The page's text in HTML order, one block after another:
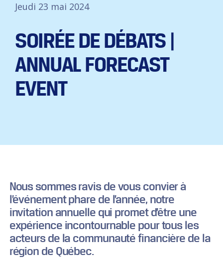
Jeudi 23 mai 2024
SOIRÉE DE DÉBATS |
ANNUAL FORECAST
EVENT
Nous sommes ravis de vous convier à
l’événement phare de l’année, notre
invitation annuelle qui promet d’être une
expérience incontournable pour tous les
acteurs de la communauté financière de la
région de Québec.